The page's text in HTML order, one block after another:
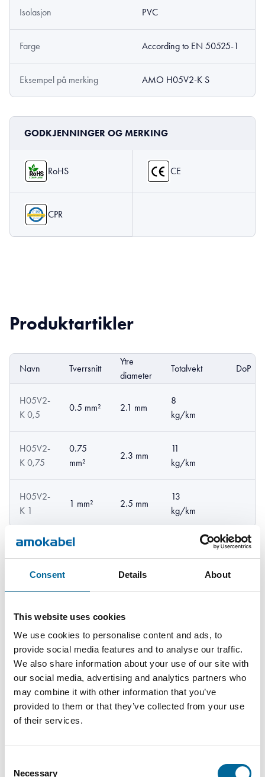
Consent Details About
This website uses cookies
We use cookies to personalise content and ads, to
provide social media features and to analyse our traffic.
We also share information about your use of our site with
our social media, advertising and analytics partners who
may combine it with other information that you’ve
provided to them or that they’ve collected from your use
of their services.
Necessary
Isolasjon PVC
Farge According to EN 50525-1
Eksempel på merking AMO H05V2-K S
GODKJENNINGER OG MERKING
RoHS CE
CPR
Produktartikler
Navn Tverrsnitt
Ytre
diameter
Totalvekt DoP
H05V2-
K 0,5
0.5 mm² 2.1 mm
8
kg/km
H05V2-
K 0,75
0.75
mm²
2.3 mm
11
kg/km
H05V2-
K 1
1 mm² 2.5 mm
13
kg/km
Nedlastinger
H05V2-K (RK90) - H05V2-K (RK90) product sheet.pdf